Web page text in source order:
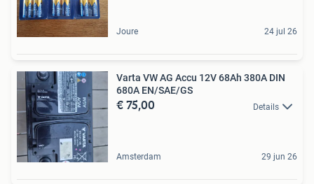
Joure 24 jul 26
Varta VW AG Accu 12V 68Ah 380A DIN
680A EN/SAE/GS
€ 75,00 Details
Amsterdam 29 jun 26